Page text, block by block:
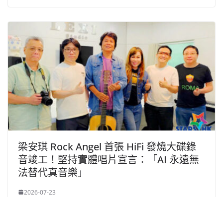
梁安琪 Rock Angel 首張 HiFi 發燒大碟錄
音竣工！堅持實體唱片宣言：「AI 永遠無
法替代真音樂」
2026-07-23